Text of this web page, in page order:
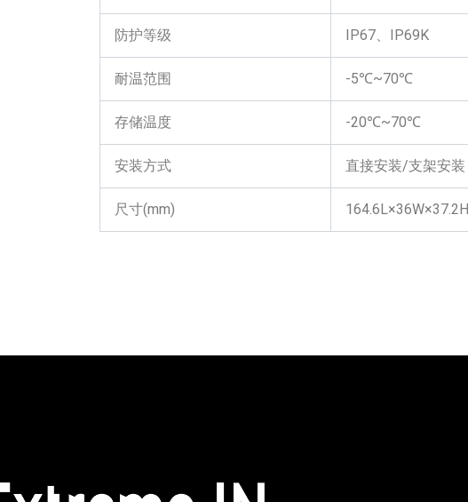
防护等级 IP67、IP69K
耐温范围 -5℃~70℃
存储温度 -20℃~70℃
安装方式 直接安装/支架安装
尺寸(mm) 164.6L×36W×37.2H